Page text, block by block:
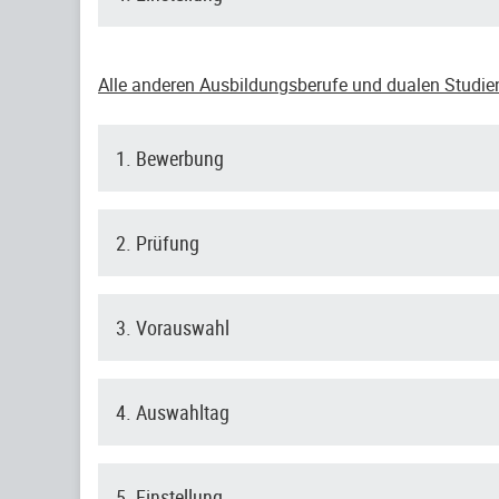
Alle anderen Ausbildungsberufe und dualen
1. Bewerbung
2. Prüfung
3. Vorauswahl
4. Auswahltag